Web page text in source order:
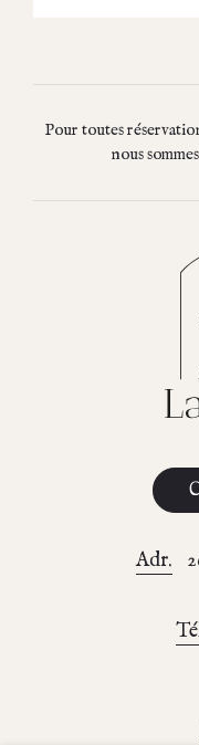
Pour toutes
nous
Adr.